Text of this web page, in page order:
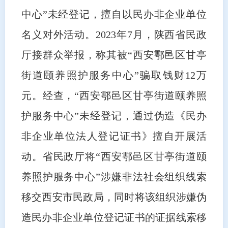
中心”未经登记，擅自以民办非企业单位
名义对外活动。2023年7月，陕西省民政
厅接群众举报，称其被“西安鄠邑区甘亭
街道颐养照护服务中心”骗取钱财12万
元。经查，“西安鄠邑区甘亭街道颐养照
护服务中心”未经登记，通过伪造《民办
非企业单位法人登记证书》擅自开展活
动。省民政厅将“西安鄠邑区甘亭街道颐
养照护服务中心”涉嫌非法社会组织线索
移交西安市民政局，同时将该组织涉嫌伪
造民办非企业单位登记证书的证据线索移